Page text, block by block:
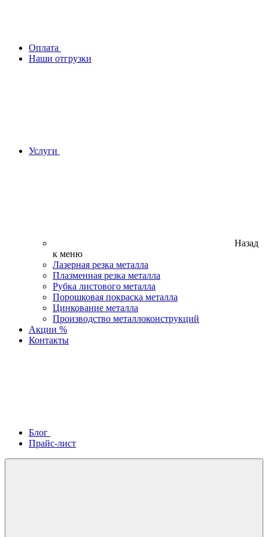
Оплата
Наши отгрузки
Услуги
Назад
к меню
Лазерная резка металла
Плазменная резка металла
Рубка листового металла
Порошковая покраска металла
Цинкование металла
Производство металлоконструкций
Акции %
Контакты
Блог
Прайс-лист